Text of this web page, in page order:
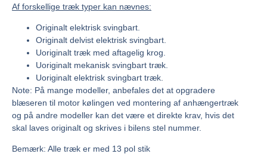
Af forskellige træk typer kan nævnes:
Originalt elektrisk svingbart.
Originalt delvist elektrisk svingbart.
Uoriginalt træk med aftagelig krog.
Uoriginalt mekanisk svingbart træk.
Uoriginalt elektrisk svingbart træk.
Note: På mange modeller, anbefales det at opgradere
blæseren til motor kølingen ved montering af anhængertræk
og på andre modeller kan det være et direkte krav, hvis det
skal laves originalt og skrives i bilens stel nummer.
Bemærk: Alle træk er med 13 pol stik